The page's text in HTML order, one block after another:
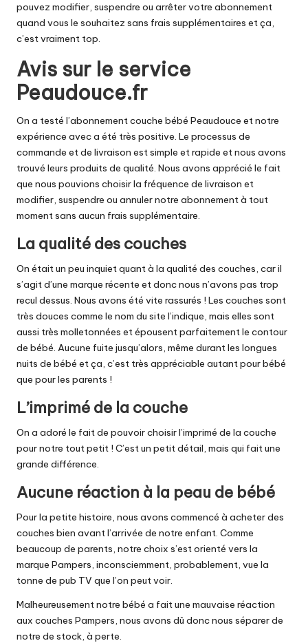
pouvez modifier, suspendre ou arrêter votre abonnement
quand vous le souhaitez sans frais supplémentaires et ça,
c’est vraiment top.
Avis sur le service
Peaudouce.fr
On a testé l’abonnement couche bébé Peaudouce et notre
expérience avec a été très positive. Le processus de
commande et de livraison est simple et rapide et nous avons
trouvé leurs produits de qualité. Nous avons apprécié le fait
que nous pouvions choisir la fréquence de livraison et
modifier, suspendre ou annuler notre abonnement à tout
moment sans aucun frais supplémentaire.
La qualité des couches
On était un peu inquiet quant à la qualité des couches, car il
s’agit d’une marque récente et donc nous n’avons pas trop
recul dessus. Nous avons été vite rassurés ! Les couches sont
très douces comme le nom du site l’indique, mais elles sont
aussi très molletonnées et épousent parfaitement le contour
de bébé. Aucune fuite jusqu’alors, même durant les longues
nuits de bébé et ça, c’est très appréciable autant pour bébé
que pour les parents !
L’imprimé de la couche
On a adoré le fait de pouvoir choisir l’imprimé de la couche
pour notre tout petit ! C’est un petit détail, mais qui fait une
grande différence.
Aucune réaction à la peau de bébé
Pour la petite histoire, nous avons commencé à acheter des
couches bien avant l’arrivée de notre enfant. Comme
beaucoup de parents, notre choix s’est orienté vers la
marque Pampers, inconsciemment, probablement, vue la
tonne de pub TV que l’on peut voir.
Malheureusement notre bébé a fait une mauvaise réaction
aux couches Pampers, nous avons dû donc nous séparer de
notre de stock, à perte.